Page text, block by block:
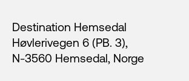
Destination Hemsedal
Høvlerivegen 6 (PB. 3),
N-3560 Hemsedal, Norge